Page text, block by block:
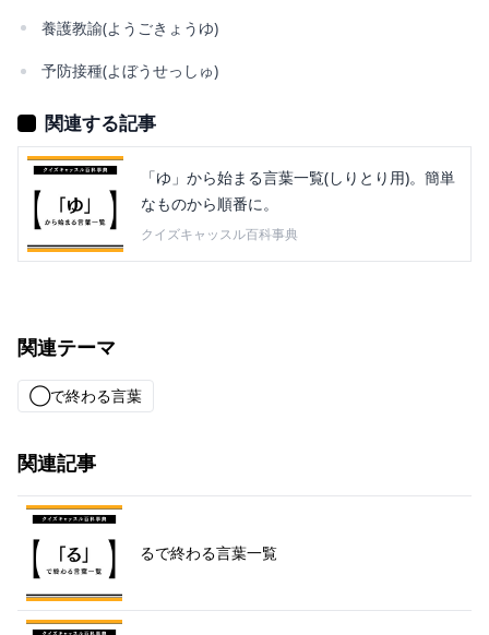
養護教諭(ようごきょうゆ)
予防接種(よぼうせっしゅ)
関連する記事
「ゆ」から始まる言葉一覧(しりとり用)。簡単
なものから順番に。
クイズキャッスル百科事典
関連テーマ
◯で終わる言葉
関連記事
るで終わる言葉一覧